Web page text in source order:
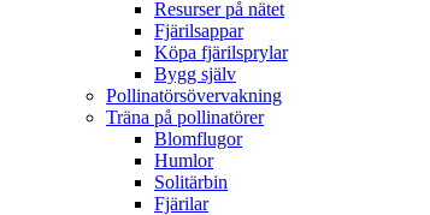
Resurser på nätet
Fjärilsappar
Köpa fjärilsprylar
Bygg själv
Pollinatörsövervakning
Träna på pollinatörer
Blomflugor
Humlor
Solitärbin
Fjärilar